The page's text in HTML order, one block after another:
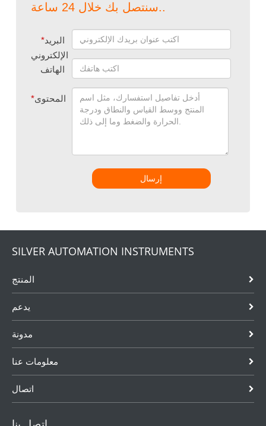
سنتصل بك خلال 24 ساعة..
*البريد
الإلكتروني
الهاتف
*المحتوى
إرسال
SILVER AUTOMATION INSTRUMENTS
المنتج
يدعم
مدونة
معلومات عنا
اتصال